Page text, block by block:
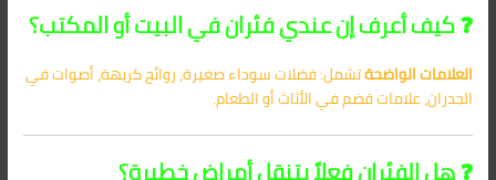
❓ كيف أعرف إن عندي فئران في البيت أو المكتب؟
العلامات الواضحةتشمل: فضلات سوداء صغيرة، روائح كريهة، أصوات في
الجدران، علامات قضم في الأثاث أو الطعام.